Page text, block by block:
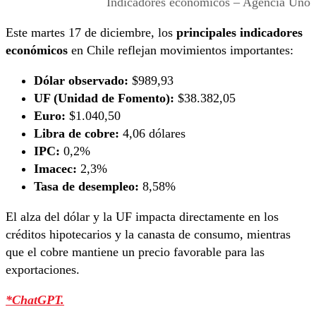
Este martes 17 de diciembre, los principales indicadores
económicos en Chile reflejan movimientos importantes:
Dólar observado: $989,93
UF (Unidad de Fomento): $38.382,05
Euro: $1.040,50
Libra de cobre: 4,06 dólares
IPC: 0,2%
Imacec: 2,3%
Tasa de desempleo: 8,58%
El alza del dólar y la UF impacta directamente en los
créditos hipotecarios y la canasta de consumo, mientras
que el cobre mantiene un precio favorable para las
exportaciones.
*ChatGPT.